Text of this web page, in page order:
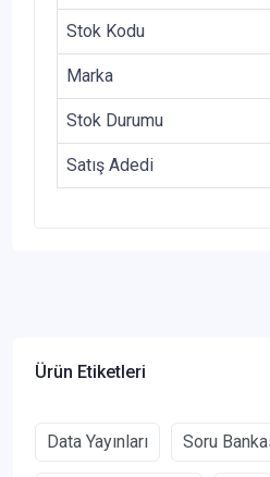
Stok Kodu
Marka
Stok Durumu
Satış Adedi
Ürün Etiketleri
Data Yayınları Soru